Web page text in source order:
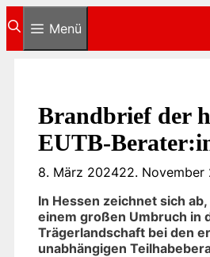
Inhalt
springen
Menü
Brandbrief der
EUTB-
8. März 202422. November
In Hessen zeichnet sich ab,
einem großen Umbruch in
Trägerlandschaft bei den
unabhängigen